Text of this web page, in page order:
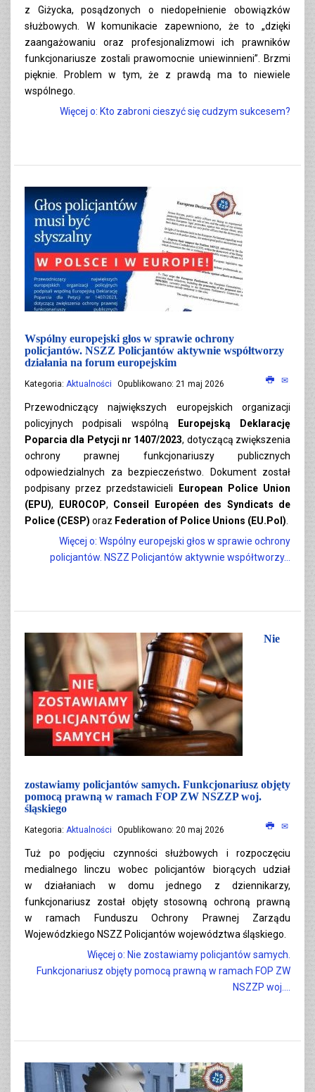
z Giżycka, posądzonych o niedopełnienie obowiązków
służbowych. W komunikacie zapewniono, że to „dzięki
zaangażowaniu oraz profesjonalizmowi ich prawników
funkcjonariusze zostali prawomocnie uniewinnieni”. Brzmi
pięknie. Problem w tym, że z prawdą ma to niewiele
wspólnego.
Więcej o: Kto zabroni cieszyć się cudzym sukcesem?
Wspólny europejski głos w sprawie ochrony
policjantów. NSZZ Policjantów aktywnie współtworzy
działania na forum europejskim
Kategoria: Aktualności Opublikowano: 21 maj 2026
Przewodniczący największych europejskich organizacji
policyjnych podpisali wspólną
Europejską Deklarację
Poparcia dla Petycji nr 1407/2023, dotyczącą zwiększenia
ochrony prawnej funkcjonariuszy publicznych
odpowiedzialnych za bezpieczeństwo. Dokument został
podpisany przez przedstawicieli
European Police Union
(EPU), EUROCOP, Conseil Européen des Syndicats de
Police (CESP) oraz Federation of Police Unions (EU.Pol)
Więcej o: Wspólny europejski głos w sprawie ochrony
policjantów. NSZZ Policjantów aktywnie współtworzy...
Nie
zostawiamy policjantów samych. Funkcjonariusz objęty
pomocą prawną w ramach FOP ZW NSZZP woj.
śląskiego
Kategoria: Aktualności Opublikowano: 20 maj 2026
Tuż po podjęciu czynności służbowych i rozpoczęciu
medialnego linczu wobec policjantów biorących udział
w działaniach w domu jednego z dziennikarzy,
funkcjonariusz został objęty stosowną ochroną prawną
w ramach Funduszu Ochrony Prawnej Zarządu
Wojewódzkiego NSZZ Policjantów województwa śląskiego.
Więcej o: Nie zostawiamy policjantów samych.
Funkcjonariusz objęty pomocą prawną w ramach FOP ZW
NSZZP woj....